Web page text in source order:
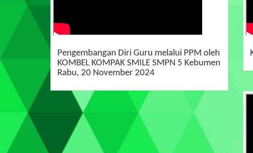
Pengembangan Diri Guru melalui PPM oleh
KOMBEL KOMPAK SMILE SMPN 5 Kebumen
Rabu, 20 November 2024